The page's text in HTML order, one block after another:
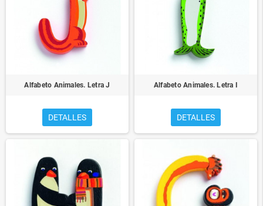
Alfabeto Animales. Letra J
DETALLES
Alfabeto Animales. Letra I
DETALLES